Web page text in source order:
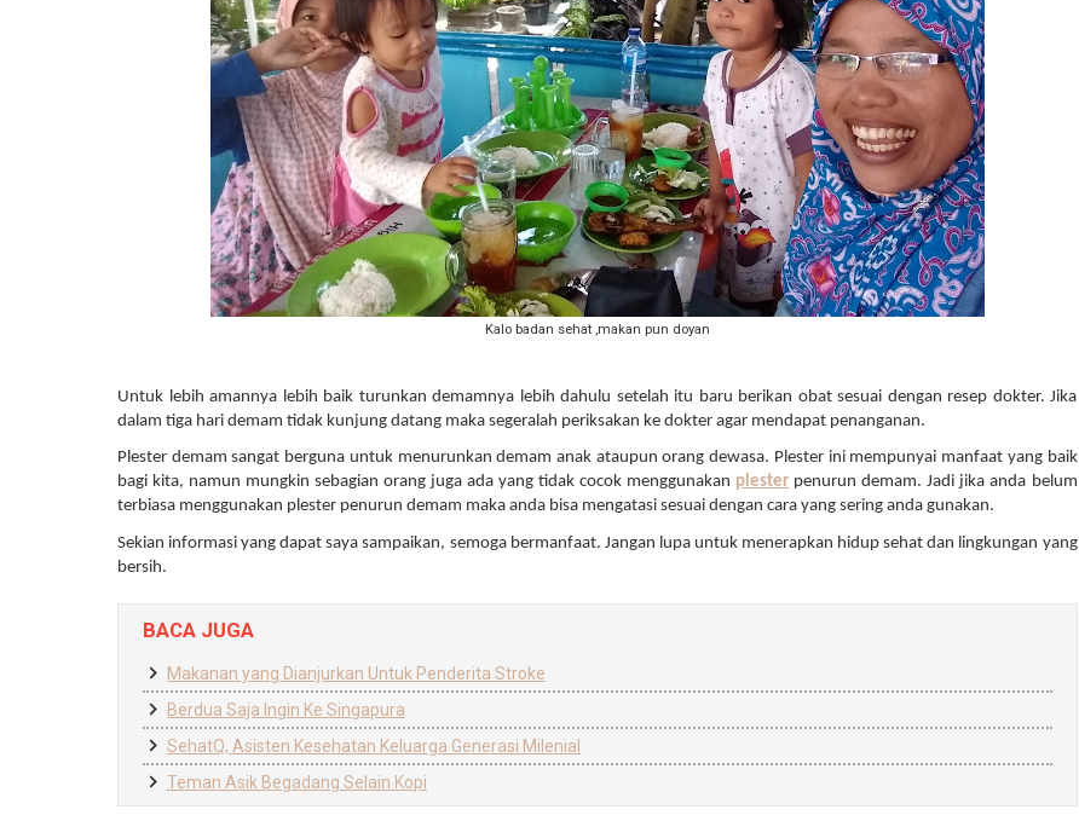
Kalo badan sehat ,makan pun doyan
Untuk lebih amannya lebih baik turunkan demamnya lebih dahulu setelah itu baru berikan obat sesuai dengan resep dokter. Jika
dalam tiga hari demam tidak kunjung datang maka segeralah periksakan ke dokter agar mendapat penanganan.
Plester demam sangat berguna untuk menurunkan demam anak ataupun orang dewasa. Plester ini mempunyai manfaat yang baik
bagi kita, namun mungkin sebagian orang juga ada yang tidak cocok menggunakan plester penurun demam. Jadi jika anda belum
terbiasa menggunakan plester penurun demam maka anda bisa mengatasi sesuai dengan cara yang sering anda gunakan.
Sekian informasi yang dapat saya sampaikan, semoga bermanfaat. Jangan lupa untuk menerapkan hidup sehat dan lingkungan yang
bersih.
BACA JUGA
Makanan yang Dianjurkan Untuk Penderita Stroke
Berdua Saja Ingin Ke Singapura
SehatQ, Asisten Kesehatan Keluarga Generasi Milenial
Teman Asik Begadang Selain Kopi